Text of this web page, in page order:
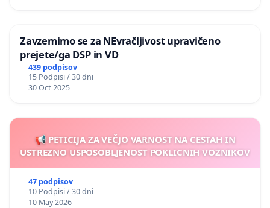
Zavzemimo se za NEvračljivost upravičeno
prejete/ga DSP in VD
439 podpisov
15 Podpisi / 30 dni
30 Oct 2025
📢 PETICIJA ZA VEČJO VARNOST NA CESTAH IN
USTREZNO USPOSOBLJENOST POKLICNIH VOZNIKOV
47 podpisov
10 Podpisi / 30 dni
10 May 2026